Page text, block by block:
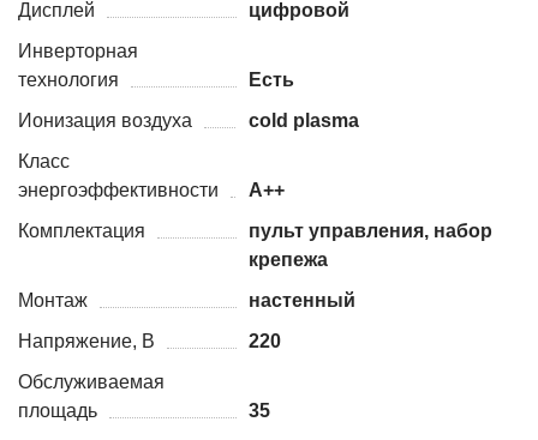
Дисплей
цифровой
Инверторная
технология
Есть
Ионизация воздуха
cold plasma
Класс
энергоэффективности
A++
Комплектация
пульт управления, набор
крепежа
Монтаж
настенный
Напряжение, В
220
Обслуживаемая
площадь
35